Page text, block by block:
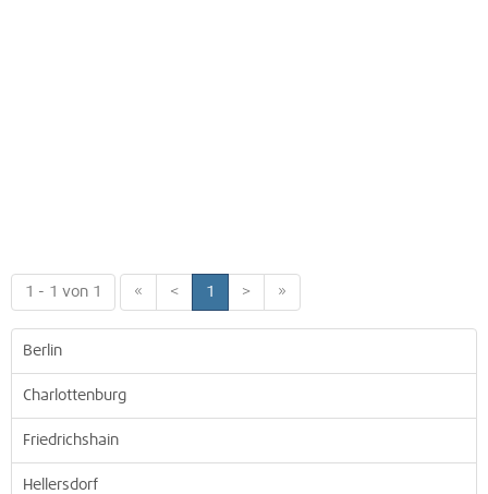
1 - 1 von 1 « < 1 > »
Berlin
Charlottenburg
Friedrichshain
Hellersdorf